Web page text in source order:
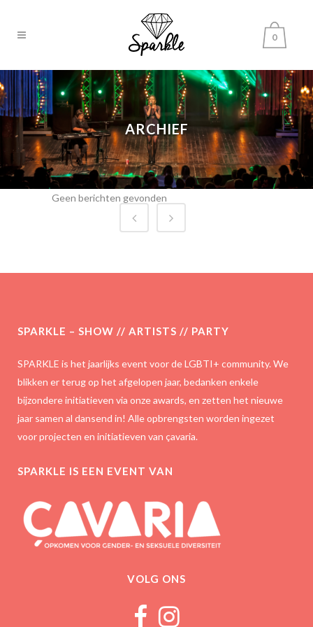
0
ARCHIEF
Geen berichten gevonden
SPARKLE – SHOW // ARTISTS // PARTY
SPARKLE is het jaarlijks event voor de LGBTI+ community. We
blikken er terug op het afgelopen jaar, bedanken enkele
bijzondere initiatieven via onze awards, en zetten het nieuwe
jaar samen al dansend in! Alle opbrengsten worden ingezet
voor projecten en initiatieven van çavaria.
SPARKLE IS EEN EVENT VAN
VOLG ONS